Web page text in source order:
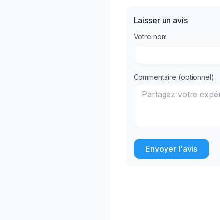
Laisser un avis
Votre nom
Commentaire (optionnel)
Envoyer l'avis